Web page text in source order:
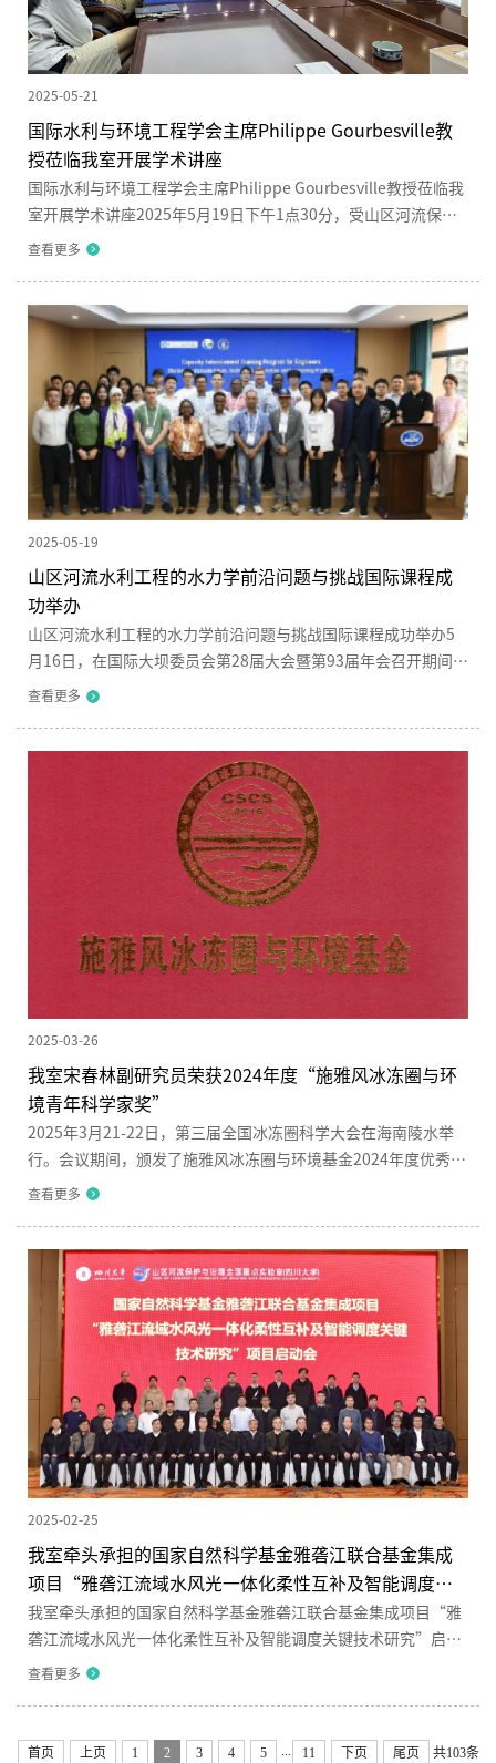
2025-05-21
国际水利与环境工程学会主席Philippe Gourbesville教
授莅临我室开展学术讲座
国际水利与环境工程学会主席Philippe Gourbesville教授莅临我
室开展学术讲座2025年5月19日下午1点30分，受山区河流保护
与治理全国重点实验室邀请，国际水利与环境工程学会
教授莅临我室，开展了题为“Hydroinformatics: Challenges &
Recent Evolutions in Concepts and Solutions（水信息学：概
念与解决方案的挑...
查看更多
2025-05-19
山区河流水利工程的水力学前沿问题与挑战国际课程成
功举办
山区河流水利工程的水力学前沿问题与挑战国际课程成功举办5
月16日，在国际大坝委员会第28届大会暨第93届年会召开期间，
四川大学山区河流保护与治理全国重点实验室和水利水电学院成
的“工程师能力提升项目”的重要组成部分，吸引了来自阿尔及
利亚、坦桑尼亚、摩洛哥、埃及、莱索托、纳米比亚、韩国、尼
查看更多
2025-03-26
我室宋春林副研究员荣获2024年度“施雅风冰冻圈与环
境青年科学家奖”
2025年3月21-22日，第三届全国冰冻圈科学大会在海南陵水举
行。会议期间，颁发了施雅风冰冻圈与环境基金2024年度优秀科
学家奖和青年科学家奖。秦大河院士、崔鹏院士、张人禾院士、
环境基金青年科学家奖”（共5人），以表彰其在寒区生态水文
方向所取得的创新性成果。 施雅风先生是我国杰出的地理学
家、冰川...
查看更多
2025-02-25
我室牵头承担的国家自然科学基金雅砻江联合基金集成
项目“雅砻江流域水风光一体化柔性互补及智能调度关
键技术研究”启动
我室牵头承担的国家自然科学基金雅砻江联合基金集成项目“雅
砻江流域水风光一体化柔性互补及智能调度关键技术研究”启动
2025年2月18日-19日，由我室许唯临院士担任项目负责人的国
会。会议采取线下与线上相结合的方式进行。国家自然科学基金
查看更多
首页 上页 1 2 3 4 5 ... 11 下页 尾页 共103条